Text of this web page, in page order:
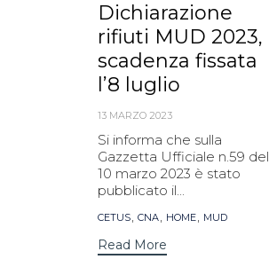
Dichiarazione
rifiuti MUD 2023,
scadenza fissata
l’8 luglio
13 MARZO 2023
Si informa che sulla
Gazzetta Ufficiale n.59 del
10 marzo 2023 è stato
pubblicato il...
Tags
CETUS, CNA, HOME, MUD
Read More